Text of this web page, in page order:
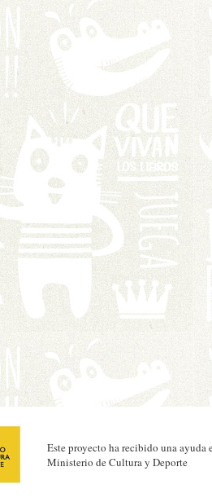
Este proyecto ha recibido una ayuda
Ministerio de Cultura y Deporte